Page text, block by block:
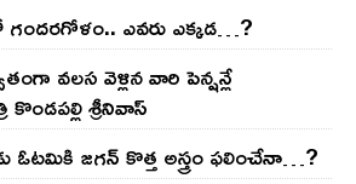
ఎవ‌రు ఎక్క‌డ‌…?
వలస వెళ్లిన వారి పెన్ష‌న్లే
శ్రీనివాస్
జ‌గ‌న్ కొత్త అస్త్రం ఫ‌లించేనా…?